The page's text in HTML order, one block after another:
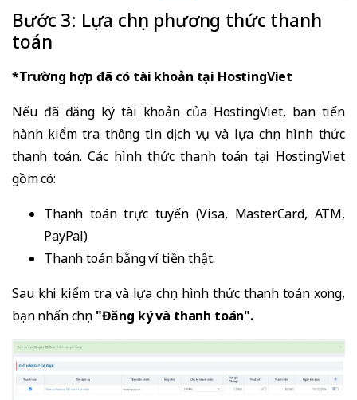
Bước 3: Lựa chọn phương thức thanh
toán
*Trường hợp đã có tài khoản tại HostingViet
Nếu đã đăng ký tài khoản của HostingViet, bạn tiến
hành kiểm tra thông tin dịch vụ và lựa chọn hình thức
thanh toán. Các hình thức thanh toán tại HostingViet
gồm có:
Thanh toán trực tuyến (Visa, MasterCard, ATM,
PayPal)
Thanh toán bằng ví tiền thật.
Sau khi kiểm tra và lựa chọn hình thức thanh toán xong,
bạn nhấn chọn "Đăng ký và thanh toán".